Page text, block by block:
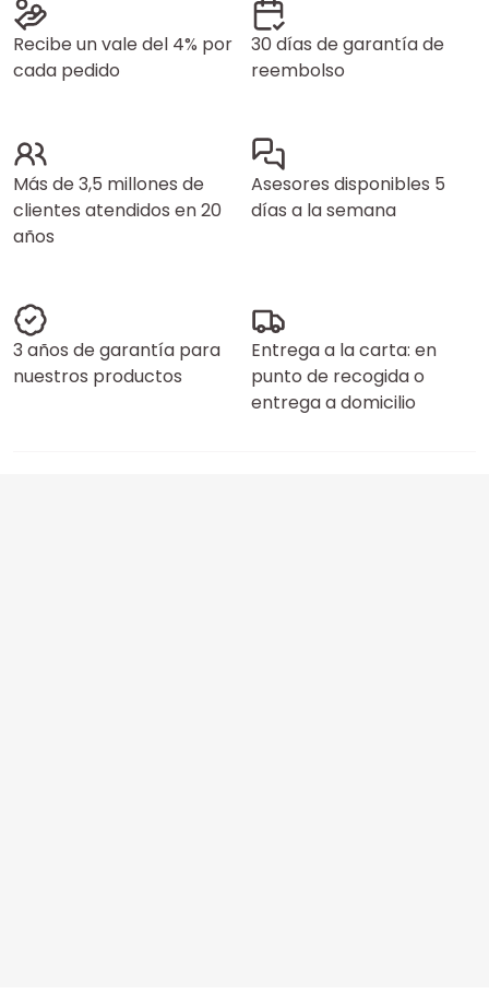
Recibe un vale del 4% por
cada pedido
30 días de garantía de
reembolso
Más de 3,5 millones de
clientes atendidos en 20
años
Asesores disponibles 5
días a la semana
3 años de garantía para
nuestros productos
Entrega a la carta: en
punto de recogida o
entrega a domicilio